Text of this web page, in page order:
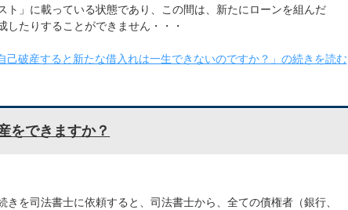
ト」に載っている状態であり、この間は、新たにローンを組んだ
したりすることができません・・・
己破産すると新たな借入れは一生できないのですか？」の続きを読む
をできますか？
きを司法書士に依頼すると、司法書士から、全ての債権者（銀行、